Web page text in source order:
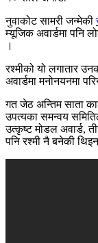
नुवाकोट सामरी जन्मेकी
म्यूजिक अवार्डमा पनि
।
रश्मीको यो लगातार
अवार्डमा मनोनयनमा
गत जेठ अन्तिम साता
उपत्यका समन्वय
उत्कृष्ट मोडल अवार्ड,
पनि रश्मी नै बनेकी